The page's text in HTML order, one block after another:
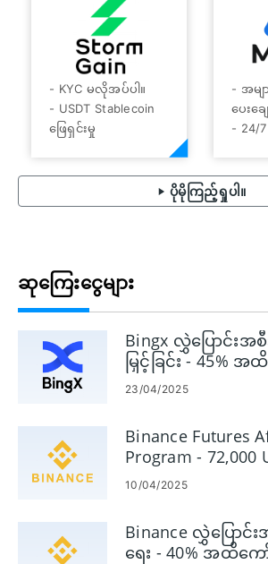
cryptocurrencies
- ငွေဖြစ်လွယ်ခြင်း။
- အဆန်းသစ်ဆုံးသော
ဖလှယ်မှုများထဲမှ တစ်ခု
- မြ
စိတ်ခ
- အ
- KYC မလိုအပ်ပါ။
- USDT Stablecoin
ဖြေရှင်းမှု
- အပ်ငွေအပေါ်အတိုး။
- နေ့စဥ်ရောင်းဝယ်မှု
များ ပါဝင်သော ရိုးရာနှင့်
အဆင့်မြင့်ကုန်သွယ်
- 24-7 ဖောက်သည်
ထောက်ခံမှု။
- အမျ
ပေးချ
- 24/
ခြင်း။
- အသုံ
ပိုမိုကြည့်ရှုပါ။
ဆုကြေးငွေများ
Bingx လွှဲပြောင်းအ
မြှင့်ခြင်း - 45%
23/04/2025
Binance Futures
Program - 72,000
10/04/2025
Binance လွှဲပြော
ရေး - 40% အထိကေ